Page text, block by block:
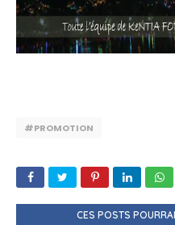
#PROMOTION
CES POSTS